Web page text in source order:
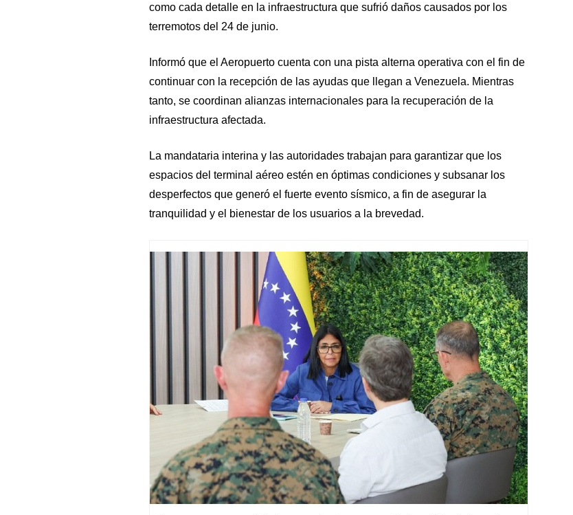
como cada detalle en la infraestructura que sufrió daños causados por los
terremotos del 24 de junio.
Informó que el Aeropuerto cuenta con una pista alterna operativa con el fin de
continuar con la recepción de las ayudas que llegan a Venezuela. Mientras
tanto, se coordinan alianzas internacionales para la recuperación de la
infraestructura afectada.
La mandataria interina y las autoridades trabajan para garantizar que los
espacios del terminal aéreo estén en óptimas condiciones y subsanar los
desperfectos que generó el fuerte evento sísmico, a fin de asegurar la
tranquilidad y el bienestar de los usuarios a la brevedad.